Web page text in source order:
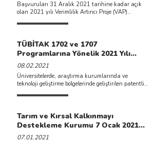
(EVDES) Üzerinden Alınacaktır.
Başvuruları 31 Aralık 2021 tarihine kadar açık
olan 2021 yılı Verimlilik Artırıcı Proje (VAP)
TÜBİTAK 1702 ve 1707
Programlarına Yönelik 2021 Yılı
Çağrıları Açılmıştır.
08.02.2021
Üniversitelerde, araştırma kurumlarında ve
teknoloji geliştirme bölgelerinde geliştirilen patentli
Tarım ve Kırsal Kalkınmayı
Destekleme Kurumu 7 Ocak 2021
Tarihinde IPARD II Programı
07.01.2021